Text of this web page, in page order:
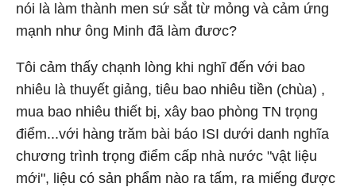
nói là làm thành men sứ sắt từ mỏng và cảm ứng
mạnh như ông Minh đã làm đươc?
Tôi cảm thấy chạnh lòng khi nghĩ đến với bao
nhiêu là thuyết giảng, tiêu bao nhiêu tiền (chùa) ,
mua bao nhiêu thiết bị, xây bao phòng TN trọng
điểm...với hàng trăm bài báo ISI dưới danh nghĩa
chương trình trọng điểm cấp nhà nước "vật liệu
mới", liệu có sản phẩm nào ra tấm, ra miếng được